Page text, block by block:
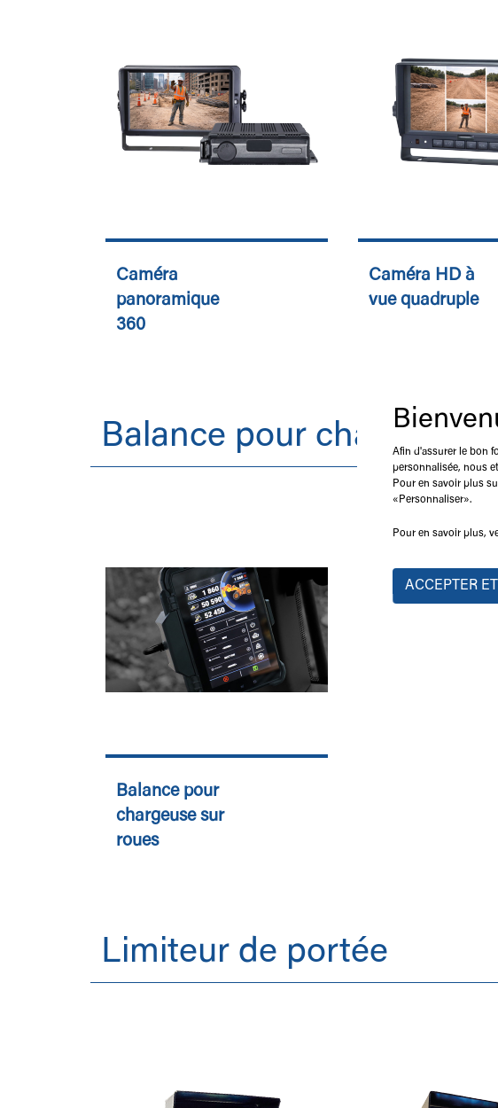
Afin d'assurer le bon
personnalisée, nous
Pour en savoir plus
«Personnaliser».
Pour en savoir plus,
ACCEPTER
Caméra
panoramique
360
Caméra HD à
vue quadruple
Balance pour chargeuse
Balance pour
chargeuse sur
roues
Limiteur de portée